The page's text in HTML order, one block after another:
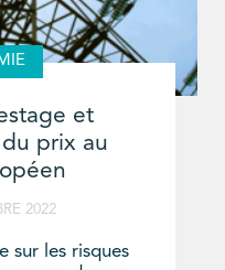
et
prix au
2022
sur les risques